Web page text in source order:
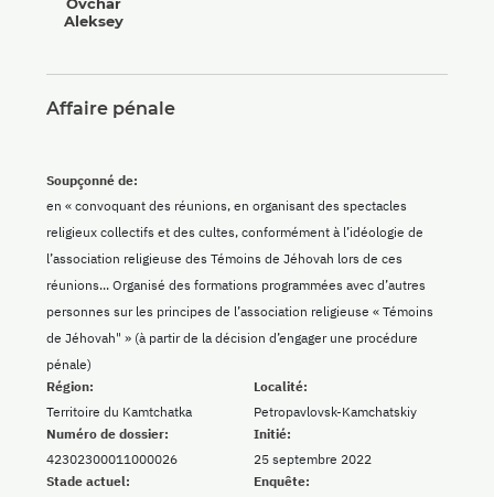
Ovchar
Aleksey
Affaire pénale
Région:
Territoire du Kamtchatka
Localité:
Petropavlovsk-Kamchatskiy
Soupçonné de:
en « convoquant des réunions, en organisant des spectacles
religieux collectifs et des cultes, conformément à l’idéologie de
l’association religieuse des Témoins de Jéhovah lors de ces
réunions... Organisé des formations programmées avec d’autres
personnes sur les principes de l’association religieuse « Témoins
de Jéhovah" » (à partir de la décision d’engager une procédure
pénale)
Numéro de dossier:
42302300011000026
Initié:
25 septembre 2022
Stade actuel:
Enquête: